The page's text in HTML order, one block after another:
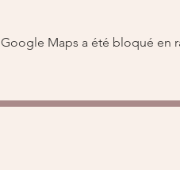
Google Maps a été bloqué en